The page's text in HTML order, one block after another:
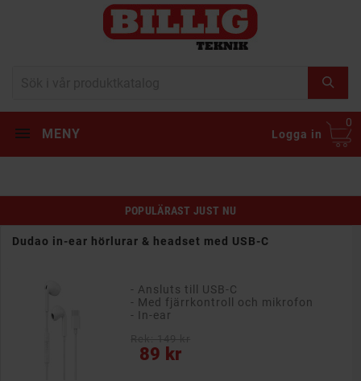
MENY Logga in
0
POPULÄRAST JUST NU
Dudao in-ear hörlurar & headset med USB-C
- Ansluts till USB-C
- Med fjärrkontroll och mikrofon
- In-ear
89 kr
Pris